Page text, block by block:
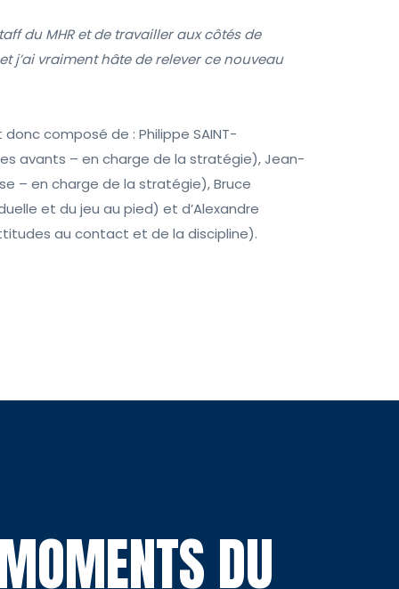
du MHR et de travailler aux côtés de
j’ai vraiment hâte de relever ce nouveau
composé de : Philippe SAINT-
avants – en charge de la stratégie), Jean-
– en charge de la stratégie), Bruce
et du jeu au pied) et d’Alexandre
au contact et de la discipline).
DU